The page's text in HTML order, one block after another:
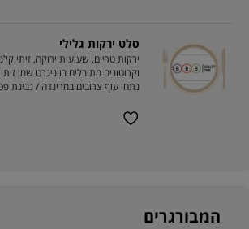
סלט ירקות גלילי
ירקות טריים, שעועית ירוקה, זיתי
וקרוטונים מתובלים בויניגרט שמן
נתחי עוף צרובים במרינדה / גבינת
המבורגרים